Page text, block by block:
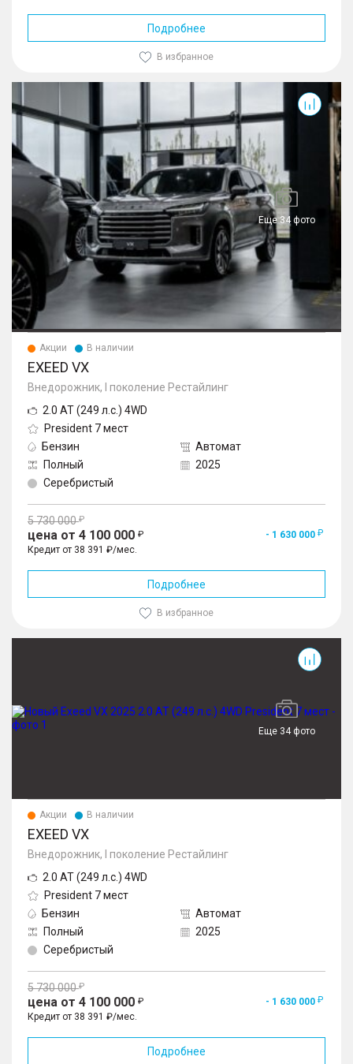
Подробнее
В избранное
Еще 34 фото
Акции В наличии
EXEED VX
Внедорожник, I поколение Рестайлинг
2.0 AT (249 л.с.) 4WD
President 7 мест
Бензин
Автомат
Полный
2025
Серебристый
5 730 000
цена от 4 100 000
- 1 630 000
Кредит от 38 391 ₽/мес.
Подробнее
В избранное
Еще 34 фото
Акции В наличии
EXEED VX
Внедорожник, I поколение Рестайлинг
2.0 AT (249 л.с.) 4WD
President 7 мест
Бензин
Автомат
Полный
2025
Серебристый
5 730 000
цена от 4 100 000
- 1 630 000
Кредит от 38 391 ₽/мес.
Подробнее